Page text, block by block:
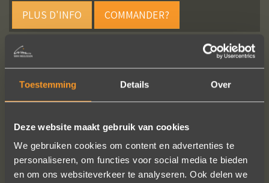
Toestemming Details Over
Deze website maakt gebruik van cookies
We gebruiken cookies om content en advertenties te
personaliseren, om functies voor social media te bieden
en om ons websiteverkeer te analyseren. Ook delen we
PLUS D'INFO COMMANDER?
SUIVEZ-NOUS SUR LES MÉDIAS SOCIAUX